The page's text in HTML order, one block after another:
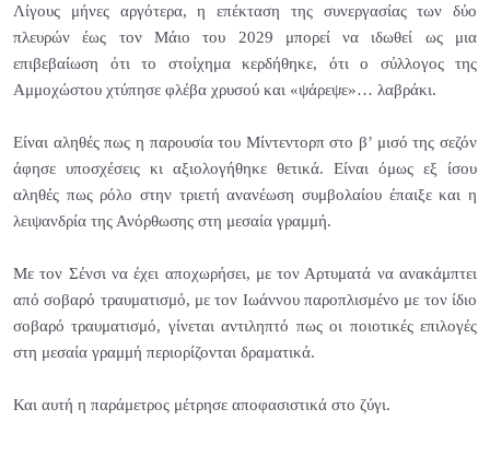
Λίγους μήνες αργότερα, η επέκταση της συνεργασίας των δύο
πλευρών έως τον Μάιο του 2029 μπορεί να ιδωθεί ως μια
επιβεβαίωση ότι το στοίχημα κερδήθηκε, ότι ο σύλλογος της
Αμμοχώστου χτύπησε φλέβα χρυσού και «ψάρεψε»… λαβράκι.
Είναι αληθές πως η παρουσία του Μίντεντορπ στο β’ μισό της σεζόν
άφησε υποσχέσεις κι αξιολογήθηκε θετικά. Είναι όμως εξ ίσου
αληθές πως ρόλο στην τριετή ανανέωση συμβολαίου έπαιξε και η
λειψανδρία της Ανόρθωσης στη μεσαία γραμμή.
Με τον Σένσι να έχει αποχωρήσει, με τον Αρτυματά να ανακάμπτει
από σοβαρό τραυματισμό, με τον Ιωάννου παροπλισμένο με τον ίδιο
σοβαρό τραυματισμό, γίνεται αντιληπτό πως οι ποιοτικές επιλογές
στη μεσαία γραμμή περιορίζονται δραματικά.
Και αυτή η παράμετρος μέτρησε αποφασιστικά στο ζύγι.